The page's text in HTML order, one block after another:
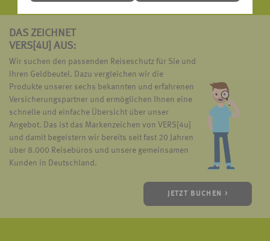
DAS ZEICHNET
VERS[4U] AUS:
Wir suchen den passenden Reiseschutz für Sie und
Ihren Geldbeutel. Dazu vergleichen wir die
Produkte unserer sechs bekannten und erfahrenen
Versicherungspartner und ermöglichen Ihnen eine
schnelle und einfache Übersicht über unser
Angebot. Das ist das Markenzeichen von VERS[4u]
und damit begeistern wir bereits seit fast 20 Jahren
über 8.000 Reisebüros und unsere gemeinsamen
Kunden in Deutschland.
JETZT BUCHEN >